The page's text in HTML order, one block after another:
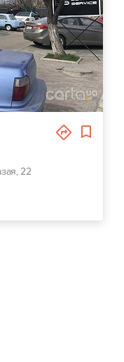
22